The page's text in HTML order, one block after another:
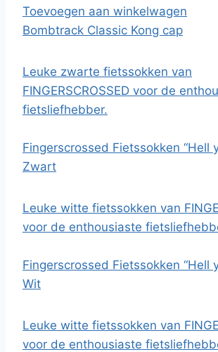
Toevoegen aan winkelwagen
Bombtrack Classic Kong cap
Leuke zwarte fietssokken van
FINGERSCROSSED voor de
fietsliefhebber.
Fingerscrossed Fietssokken “Hell
Zwart
Leuke witte fietssokken van
voor de enthousiaste
Fingerscrossed Fietssokken “Hell
Wit
Leuke witte fietssokken van
voor de enthousiaste